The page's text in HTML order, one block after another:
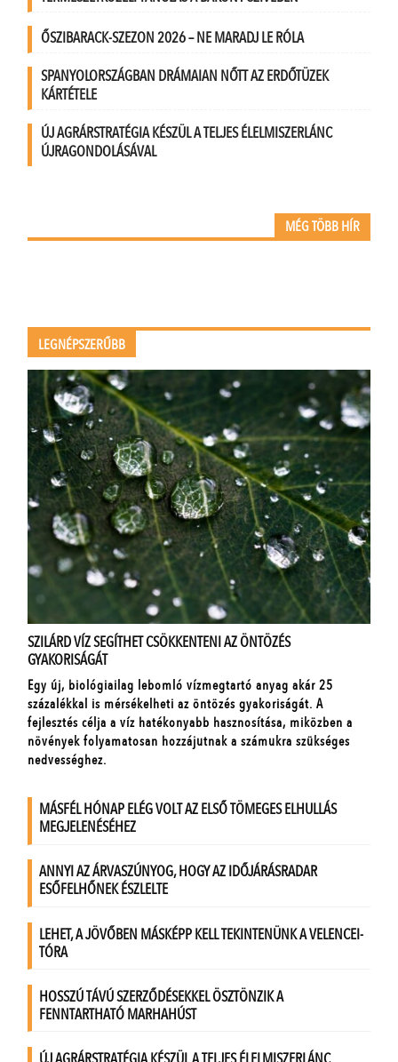
ŐSZIBARACK-SZEZON 2026 – NE MARADJ LE RÓLA
SPANYOLORSZÁGBAN DRÁMAIAN NŐTT AZ ERDŐTÜZEK
KÁRTÉTELE
ÚJ AGRÁRSTRATÉGIA KÉSZÜL A TELJES ÉLELMISZERLÁNC
ÚJRAGONDOLÁSÁVAL
MÉG TÖBB HÍR
LEGNÉPSZERŰBB